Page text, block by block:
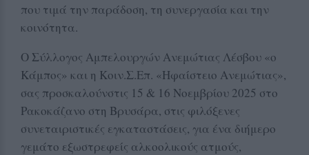
που τιμά την παράδοση, τη συνεργασία και την
κοινότητα.
Ο Σύλλογος Αμπελουργών Ανεμώτιας Λέσβου «ο
Κάμπος» και η Κοιν.Σ.Επ. «Ηφαίστειο Ανεμώτιας»,
σας προσκαλούνστις 15 & 16 Νοεμβρίου 2025 στο
Ρακοκάζανο στη Βρυσάρα, στις φιλόξενες
συνεταιριστικές εγκαταστάσεις, για ένα διήμερο
γεμάτο εξωστρεφείς αλκοολικούς ατμούς,